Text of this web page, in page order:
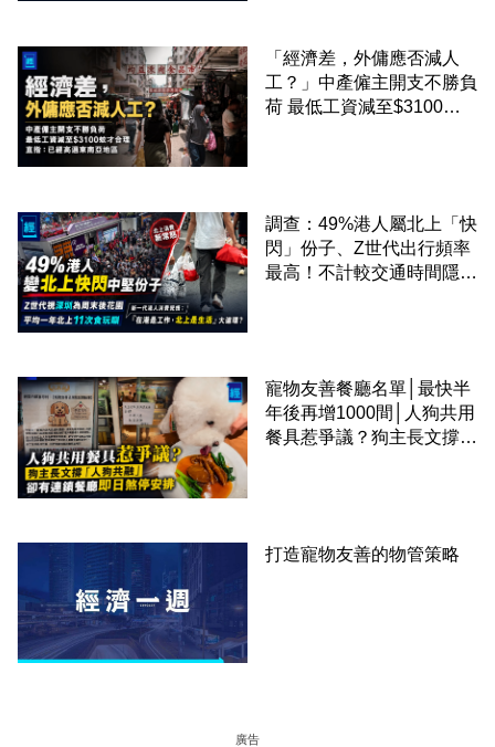
「經濟差，外傭應否減人
工？」中產僱主開支不勝負
荷 最低工資減至$3100蚊
調查：49%港人屬北上「快
閃」份子、Z世代出行頻率
最高！不計較交通時間隱形
寵物友善餐廳名單│最快半
年後再增1000間│人狗共用
餐具惹爭議？狗主長文撐
打造寵物友善的物管策略
廣告